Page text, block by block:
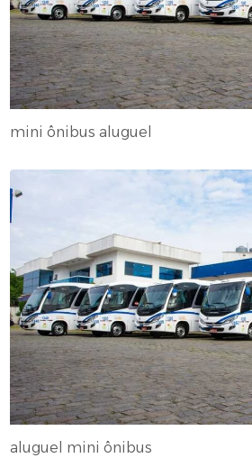
mini ônibus aluguel
aluguel mini ônibus